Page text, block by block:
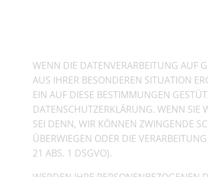
WENN DIE DATENVERARBEITUNG AUF
AUS IHRER BESONDEREN SITUATION
EIN AUF DIESE BESTIMMUNGEN
DATENSCHUTZERKLÄRUNG. WENN SIE
SEI DENN, WIR KÖNNEN ZWINGENDE
ÜBERWIEGEN ODER DIE
21 ABS. 1 DSGVO).